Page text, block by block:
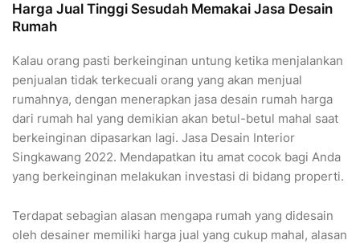
Harga Jual Tinggi Sesudah Memakai Jasa Desain
Rumah
Kalau orang pasti berkeinginan untung ketika menjalankan
penjualan tidak terkecuali orang yang akan menjual
rumahnya, dengan menerapkan jasa desain rumah harga
dari rumah hal yang demikian akan betul-betul mahal saat
berkeinginan dipasarkan lagi. Jasa Desain Interior
Singkawang 2022. Mendapatkan itu amat cocok bagi Anda
yang berkeinginan melakukan investasi di bidang properti.
Terdapat sebagian alasan mengapa rumah yang didesain
oleh desainer memiliki harga jual yang cukup mahal, alasan